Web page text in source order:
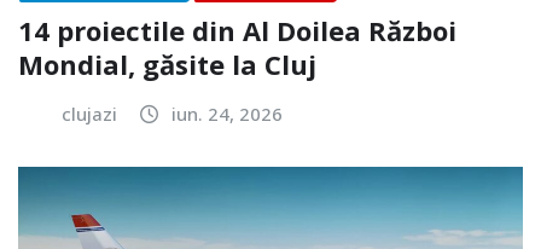
14 proiectile din Al Doilea Război
Mondial, găsite la Cluj
clujazi iun. 24, 2026